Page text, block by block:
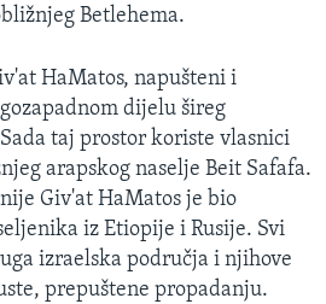
Betlehema.
HaMatos, napušteni i
dijelu šireg
taj prostor koriste vlasnici
arapskog naselje Beit Safafa.
Giv'at HaMatos je bio
iz Etiopije i Rusije. Svi
izraelska područja i njihove
prepuštene propadanju.